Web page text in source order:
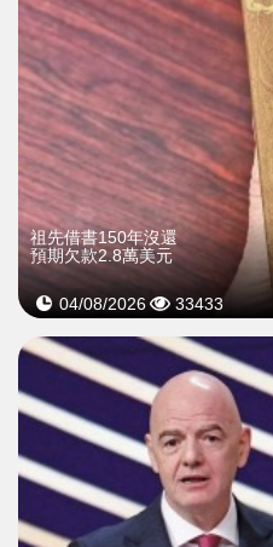
祖先借書150年沒還
預期欠款2.8萬美元
04/08/2026 33433